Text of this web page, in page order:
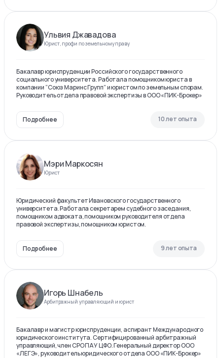
Ульвия Джавадова
Юрист, профи по земельному праву
Бакалавр юриспруденции Российского государственного
социального университета. Работала помощником юриста в
компании “Союз Маринс Групп” и юристом по земельным спорам.
Руководитель отдела правовой экспертизы в ООО «ПИК-Брокер»
Подробнее 10 лет опыта
Мэри Маркосян
Юрист
Юридический факультет Ивановского государственного
университета. Работала секретарем судебного заседания,
помощником адвоката, помощником руководителя отдела
правовой экспертизы, помощником юристом.
Подробнее 9 лет опыта
Игорь Шнабель
Арбитражный управляющий и юрист
Бакалавр и магистр юриспруденции, аспирант Международного
юридического института. Сертифицированный арбитражный
управляющий, член СРО ПАУ ЦФО. Генеральный директор ООО
«ЛЕГЭ», руководитель юридического отдела ООО «ПИК-Брокер»